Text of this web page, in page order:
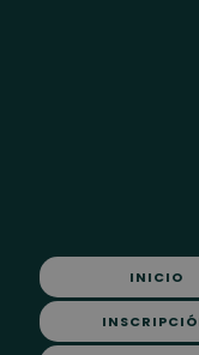
INICIO